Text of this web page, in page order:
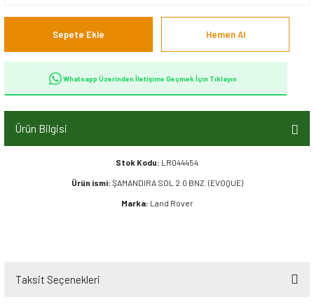
Sepete Ekle Hemen Al
Whatsapp Üzerinden İletişime Geçmek İçin Tıklayın
Ürün Bilgisi
Stok Kodu: LR044454
Ürün ismi: ŞAMANDIRA SOL 2.0 BNZ. (EVOQUE)
Marka: Land Rover
Taksit Seçenekleri